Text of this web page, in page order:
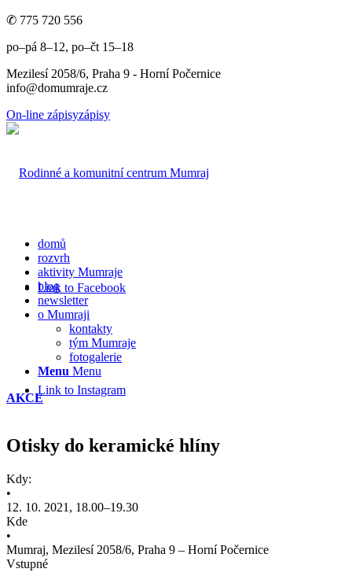
✆ 775 720 556
po–pá 8–12, po–čt 15–18
Mezilesí 2058/6, Praha 9 - Horní Počernice
info@domumraje.cz
On-line zápisyzápisy
Link to Facebook
Link to Instagram
domů
rozvrh
aktivity Mumraje
blog
newsletter
o Mumraji
kontakty
tým Mumraje
fotogalerie
Menu Menu
AKCE
Otisky do keramické hlíny
Kdy:
•
12. 10. 2021, 18.00–19.30
Kde
•
Mumraj, Mezilesí 2058/6, Praha 9 – Horní Počernice
Vstupné